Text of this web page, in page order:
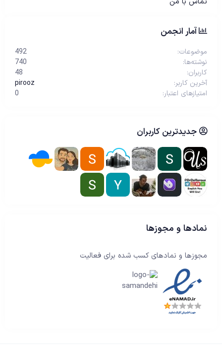
آمار انجمن
موضوعات
492
نوشته‌ها
740
کاربران
48
آخرین کاربر
pirooz
امتیازهای اعتبار
0
جدیدترین کاربران
نمادها و مجوزها
مجوزها و نمادهای کسب شده برای فعالیت